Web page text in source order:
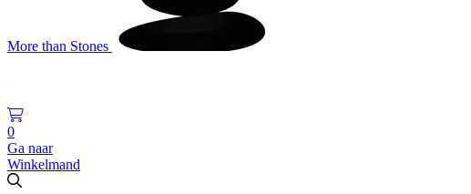
More than Stones
0
Ga naar
Winkelmand